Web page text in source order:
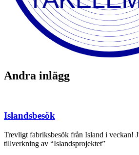
Andra inlägg
Islandsbesök
Trevligt fabriksbesök från Island i veckan!
tillverkning av “Islandsprojektet”